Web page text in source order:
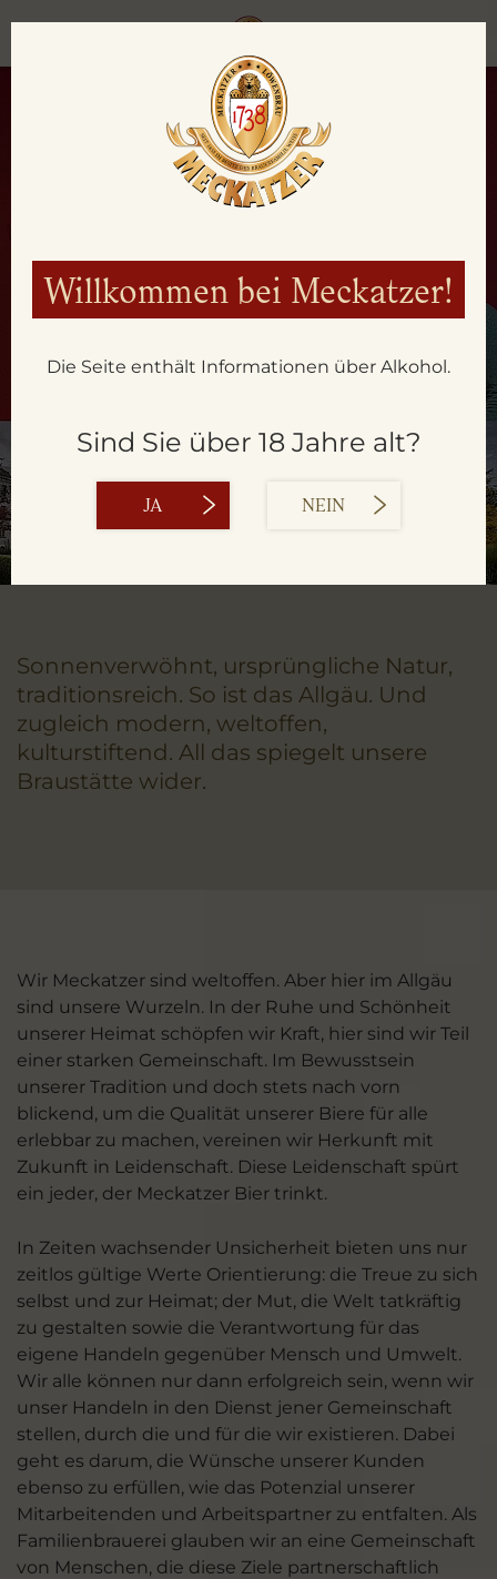
Willkommen bei Meckatzer!
Die Seite enthält Informationen über Alkohol.
Sind Sie über 18 Jahre alt?
JA NEIN
Sonnenverwöhnt, ursprüngliche Natur,
traditionsreich. So ist das Allgäu. Und
zugleich modern, weltoffen,
kulturstiftend. All das spiegelt unsere
Braustätte wider.
Wir Meckatzer sind weltoffen. Aber hier im Allgäu
sind unsere Wurzeln. In der Ruhe und Schönheit
unserer Heimat schöpfen wir Kraft, hier sind wir Teil
einer starken Gemeinschaft. Im Bewusstsein
unserer Tradition und doch stets nach vorn
blickend, um die Qualität unserer Biere für alle
erlebbar zu machen, vereinen wir Herkunft mit
Zukunft in Leidenschaft. Diese Leidenschaft spürt
ein jeder, der Meckatzer Bier trinkt.
In Zeiten wachsender Unsicherheit bieten uns nur
zeitlos gültige Werte Orientierung: die Treue zu sich
selbst und zur Heimat; der Mut, die Welt tatkräftig
zu gestalten sowie die Verantwortung für das
eigene Handeln gegenüber Mensch und Umwelt.
Wir alle können nur dann erfolgreich sein, wenn wir
unser Handeln in den Dienst jener Gemeinschaft
stellen, durch die und für die wir existieren. Dabei
geht es darum, die Wünsche unserer Kunden
ebenso zu erfüllen, wie das Potenzial unserer
Mitarbeitenden und Arbeitspartner zu entfalten. Als
Familienbrauerei glauben wir an eine Gemeinschaft
von Menschen, die diese Ziele partnerschaftlich